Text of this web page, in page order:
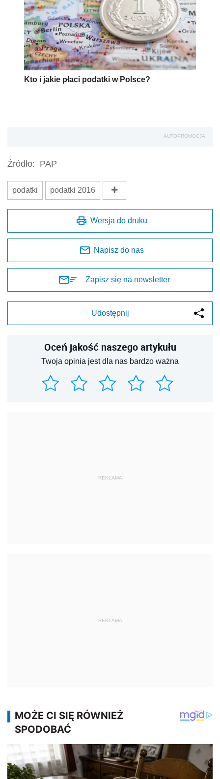
Kto i jakie płaci podatki w Polsce?
AUTOPROMOCJA
Źródło: PAP
podatki podatki 2016
Wersja do druku
Napisz do nas
Zapisz się na newsletter
Udostępnij
Oceń jakość naszego artykułu
Twoja opinia jest dla nas bardzo ważna
REKLAMA
REKLAMA